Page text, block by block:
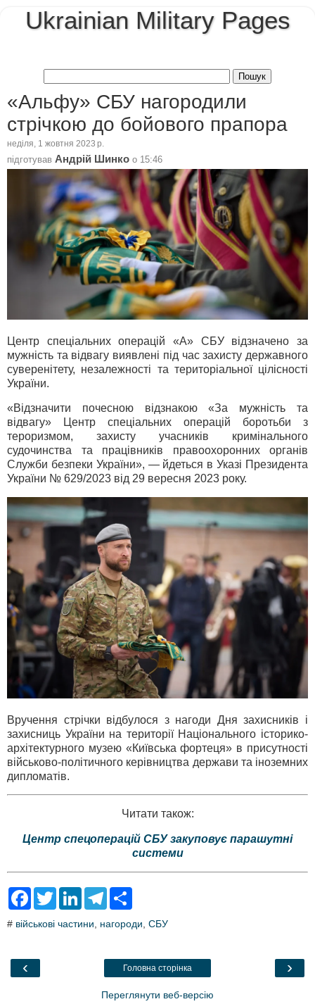
Ukrainian Military Pages
«Альфу» СБУ нагородили
стрічкою до бойового прапора
неділя, 1 жовтня 2023 р.
підготував Андрій Шинко о 15:46
Центр спеціальних операцій «А» СБУ відзначено за
мужність та відвагу виявлені під час захисту державного
суверенітету, незалежності та територіальної цілісності
України.
«Відзначити почесною відзнакою «За мужність та
відвагу» Центр спеціальних операцій боротьби з
тероризмом, захисту учасників кримінального
судочинства та працівників правоохоронних органів
Служби безпеки України», — йдеться в Указі Президента
України № 629/2023 від 29 вересня 2023 року.
Вручення стрічки відбулося з нагоди Дня захисників і
захисниць України на території Національного історико-
архітектурного музею «Київська фортеця» в присутності
військово-політичного керівництва держави та іноземних
дипломатів.
Читати також:
Центр спецоперацій СБУ закуповує парашутні
системи
F
e
o
T
t
L
k
T
e
a
r
# військові частини нагороди СБУ
‹ ›
Головна сторінка
Переглянути веб-версію